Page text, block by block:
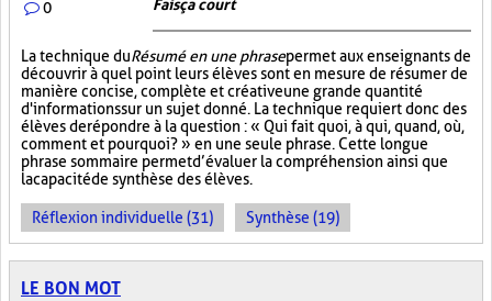
0 Fais ça court
La technique duRésumé en une phrasepermet aux enseignants de
découvrir à quel point leurs élèves sont en mesure de résumer de
manière concise, complète et créative une grande quantité
d'informations sur un sujet donné. La technique requiert donc des
élèves de répondre à la question : « Qui fait quoi, à qui, quand, où,
comment et pourquoi? » en une seule phrase. Cette longue
phrase sommaire permet d’évaluer la compréhension ainsi que
la capacité de synthèse des élèves.
Réflexion individuelle (31) Synthèse (19)
LE BON MOT